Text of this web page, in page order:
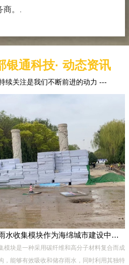
。
银通科技· 动态资讯
续关注是我们不断前进的动力 ---
舟山本岛西北部多孔纤维棉雨水收集模块作为海绵城市建设中的一种创新材料
模块是一种采用碳纤维和高分子材料复合而成
，能够有效吸收和储存雨水，同时利用其独特